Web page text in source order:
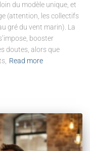
du modèle unique, et
(attention, les collectifs
gré du vent marin). La
booster
doutes, alors que
Read more